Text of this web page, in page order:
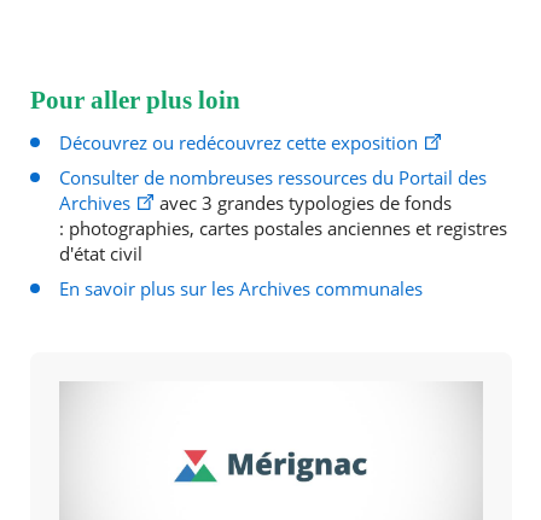
Pour aller plus loin
Découvrez ou redécouvrez cette exposition
Consulter de nombreuses ressources du Portail des
Archives
avec 3 grandes typologies de fonds
: photographies, cartes postales anciennes et registres
d'état civil
En savoir plus sur les Archives communales